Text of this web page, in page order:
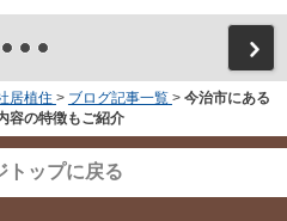
居植住 > ブログ記事一覧 > 今治市にある
容の特徴もご紹介
トップに戻る